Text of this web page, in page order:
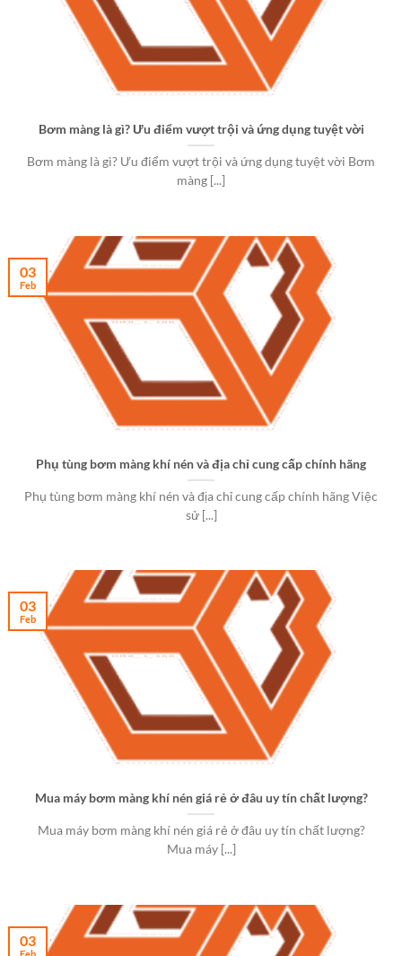
Bơm màng là gì? Ưu điểm vượt trội và ứng dụng tuyệt vời
Bơm màng là gì? Ưu điểm vượt trội và ứng dụng tuyệt vời Bơm
màng [...]
Phụ tùng bơm màng khí nén và địa chỉ cung cấp chính hãng
Phụ tùng bơm màng khí nén và địa chỉ cung cấp chính hãng Việc
sử [...]
03
Feb
Mua máy bơm màng khí nén giá rẻ ở đâu uy tín chất lượng?
Mua máy bơm màng khí nén giá rẻ ở đâu uy tín chất lượng?
Mua máy [...]
03
Feb
03